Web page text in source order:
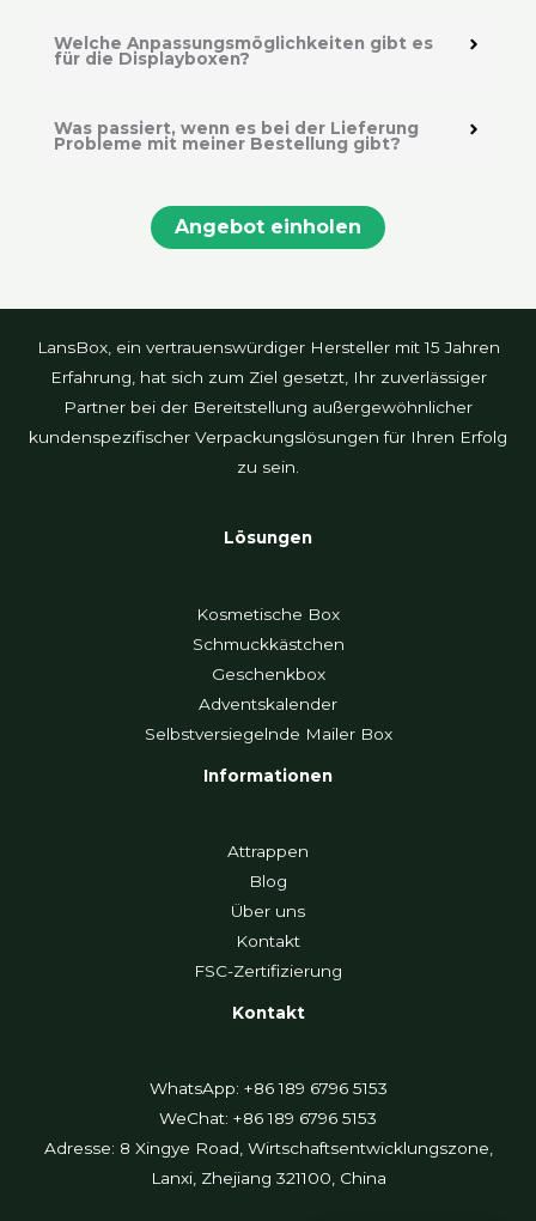
Welche Anpassungsmöglichkeiten gibt es
für die Displayboxen?
Was passiert, wenn es bei der Lieferung
Probleme mit meiner Bestellung gibt?
Angebot einholen
LansBox, ein vertrauenswürdiger Hersteller mit 15 Jahren
Erfahrung, hat sich zum Ziel gesetzt, Ihr zuverlässiger
Partner bei der Bereitstellung außergewöhnlicher
kundenspezifischer Verpackungslösungen für Ihren Erfolg
zu sein.
Lösungen
Kosmetische Box
Schmuckkästchen
Geschenkbox
Adventskalender
Selbstversiegelnde Mailer Box
Informationen
Attrappen
Blog
Über uns
Kontakt
FSC-Zertifizierung
Kontakt
WhatsApp: +86 189 6796 5153
WeChat: +86 189 6796 5153
Adresse: 8 Xingye Road, Wirtschaftsentwicklungszone,
Lanxi, Zhejiang 321100, China